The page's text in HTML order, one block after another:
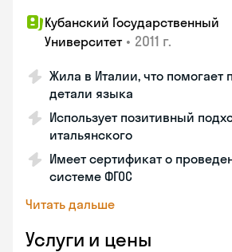
Кубанский Государственный
Университет • 2011 г.
Жила в Италии, что помогает
детали языка
Использует позитивный
итальянского
Имеет сертификат о
системе ФГОС
Читать дальше
Услуги и цены